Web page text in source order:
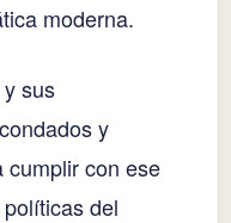
moderna.
sus
y
cumplir con ese
del